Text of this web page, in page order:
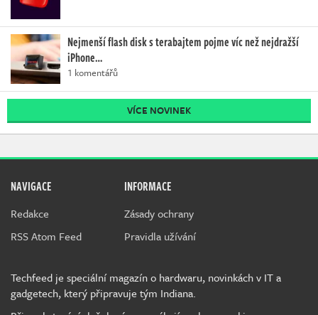
Nejmenší flash disk s terabajtem pojme víc než nejdražší
iPhone…
1 komentářů
VÍCE NOVINEK
NAVIGACE
Redakce
RSS Atom Feed
INFORMACE
Zásady ochrany
Pravidla užívání
Techfeed je speciální magazín o hardwaru, novinkách v IT a
gadgetech, který připravuje tým Indiana.